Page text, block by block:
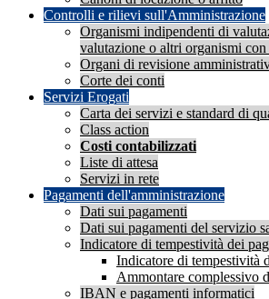
Controlli e rilievi sull'Amministrazione
Organismi indipendenti di
valutazione o altri organismi
Organi di revisione
Corte dei conti
Servizi Erogati
Carta dei servizi e standard di
Class action
Costi contabilizzati
Liste di attesa
Servizi in rete
Pagamenti dell'amministrazione
Dati sui pagamenti
Dati sui pagamenti del servizio
Indicatore di tempestività dei
Indicatore di tempestività
Ammontare complessivo
IBAN e pagamenti informatici